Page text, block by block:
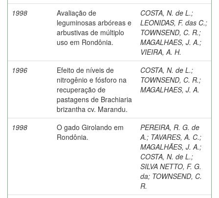
1998
Avaliação de
leguminosas arbóreas e
arbustivas de múltiplo
uso em Rondônia.
COSTA, N. de L.;
LEONIDAS, F. das C.;
TOWNSEND, C. R.;
MAGALHAES, J. A.;
VIEIRA, A. H.
1996
Efeito de níveis de
nitrogênio e fósforo na
recuperação de
pastagens de Brachiaria
brizantha cv. Marandu.
COSTA, N. de L.;
TOWNSEND, C. R.;
MAGALHAES, J. A.
1998
O gado Girolando em
Rondônia.
PEREIRA, R. G. de
A.; TAVARES, A. C.;
MAGALHÃES, J. A.;
COSTA, N. de L.;
SILVA NETTO, F. G.
da; TOWNSEND, C.
R.